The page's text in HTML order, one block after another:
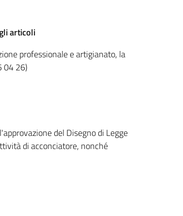
articoli
professionale e artigianato, la
04 26)
del Disegno di Legge
di acconciatore, nonché